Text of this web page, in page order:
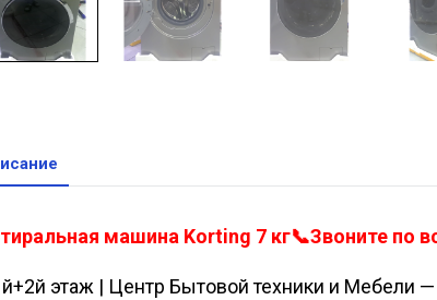
машина Korting 7 кг📞Звоните по
этаж | Центр Бытовой техники и Мебели